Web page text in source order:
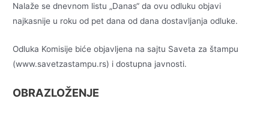
Nalaže se dnevnom listu „Danas“ da ovu odluku objavi
najkasnije u roku od pet dana od dana dostavljanja odluke.
Odluka Komisije biće objavljena na sajtu Saveta za štampu
(www.savetzastampu.rs) i dostupna javnosti.
OBRAZLOŽENJE